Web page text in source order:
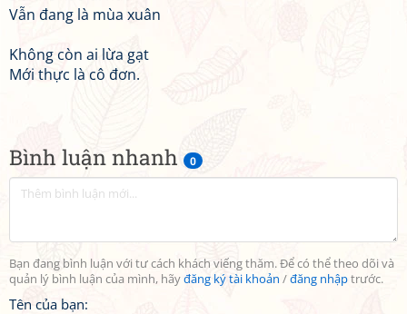
Bình luận nhanh 0
Bạn đang bình luận với tư cách khách viếng thăm. Để có thể theo dõi và
quản lý bình luận của mình, hãyđăng ký tài khoản /đăng nhậptrước.
Tên của bạn:
Vẫn đang là mùa xuân
Không còn ai lừa gạt
Mới thực là cô đơn.